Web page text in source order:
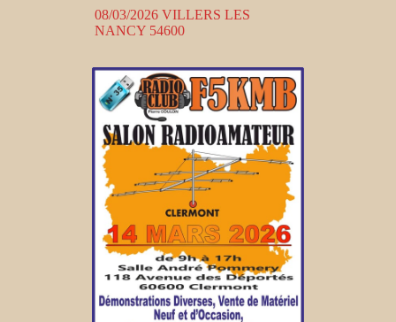
08/03/2026 VILLERS LES
NANCY 54600